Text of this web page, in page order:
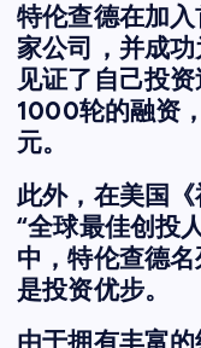
特伦查德在加
家公司，并成
见证了自己投
1000轮的融资
元。
此外，在美国
“全球最佳创投
中，特伦查德
是投资优步。
由于拥有丰富